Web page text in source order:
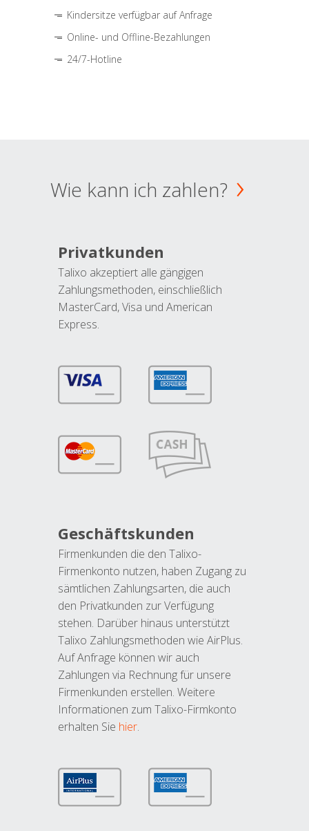
Kindersitze verfügbar auf Anfrage
Online- und Offline-Bezahlungen
24/7-Hotline
Wie kann ich zahlen?
Privatkunden
Talixo akzeptiert alle gängigen
Zahlungsmethoden, einschließlich
MasterCard, Visa und American
Express.
Geschäftskunden
Firmenkunden die den Talixo-
Firmenkonto nutzen, haben Zugang zu
sämtlichen Zahlungsarten, die auch
den Privatkunden zur Verfügung
stehen. Darüber hinaus unterstützt
Talixo Zahlungsmethoden wie AirPlus.
Auf Anfrage können wir auch
Zahlungen via Rechnung für unsere
Firmenkunden erstellen. Weitere
Informationen zum Talixo-Firmkonto
erhalten Sie hier.